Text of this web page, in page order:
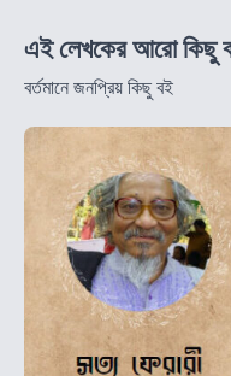
এই লেখকের আরো কিছু
বর্তমানে জনপ্রিয় কিছু বই